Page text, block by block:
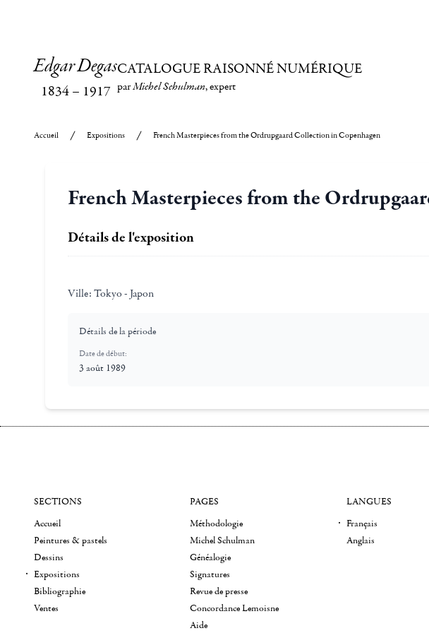
Edgar Degas
1834– 1917
CATALOGUE RAISONNÉ NUMÉRIQUE
parMichel Schulman, expert
Accueil Expositions French Masterpieces from the Ordrupgaard Collection in Copenhagen
French Masterpieces from the
Détails de l'exposition
Ville: Tokyo - Japon
Détails de la période
Date de début:
3 août 1989
SECTIONS
Accueil
Peintures & pastels
Dessins
Expositions
Bibliographie
Ventes
PAGES
Méthodologie
Michel Schulman
Généalogie
Signatures
Revue de presse
Concordance Lemoisne
Aide
LANGUES
Français
Anglais